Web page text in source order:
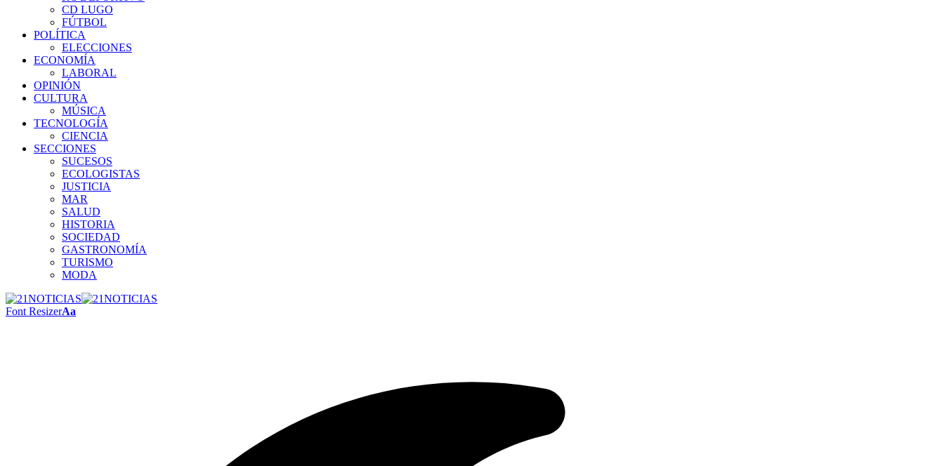
CD LUGO
FÚTBOL
POLÍTICA
ELECCIONES
ECONOMÍA
LABORAL
OPINIÓN
CULTURA
MÚSICA
TECNOLOGÍA
CIENCIA
SECCIONES
SUCESOS
ECOLOGISTAS
JUSTICIA
MAR
SALUD
HISTORIA
SOCIEDAD
GASTRONOMÍA
TURISMO
MODA
Font ResizerAa